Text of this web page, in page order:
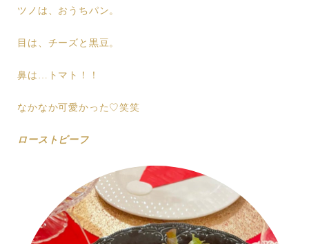
ツノは、おうちパン。
目は、チーズと黒豆。
鼻は…トマト！！
なかなか可愛かった♡笑笑
ローストビーフ